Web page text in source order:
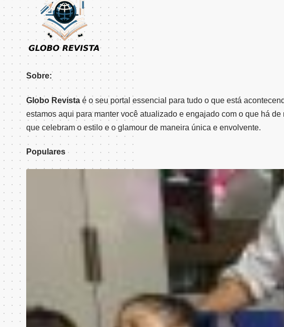
Sobre:
Globo Revista é o seu portal essencial para tudo o que está
estamos aqui para manter você atualizado e engajado com o que há
que celebram o estilo e o glamour de maneira única e envolvente.
Populares